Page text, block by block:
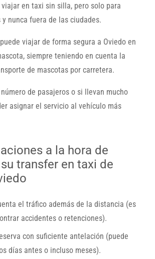
en taxi sin silla, pero solo para
nunca fuera de las ciudades.
viajar de forma segura a Oviedo en
siempre teniendo en cuenta la
de mascotas por carretera.
de pasajeros o si llevan mucho
asignar el servicio al vehículo más
a la hora de
transfer en taxi de
el tráfico además de la distancia (es
accidentes o retenciones).
con suficiente antelación (puede
días antes o incluso meses).